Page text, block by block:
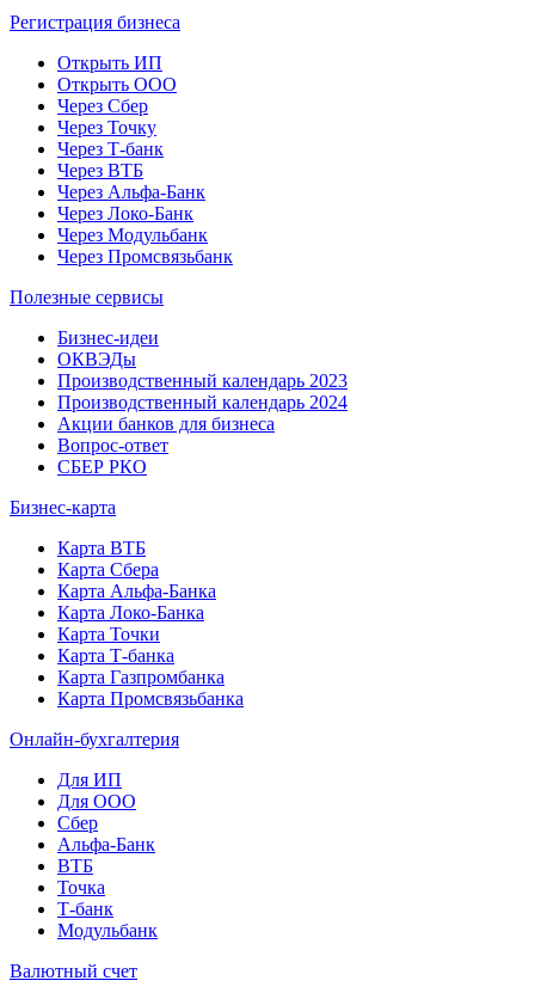
Регистрация бизнеса
Открыть ИП
Открыть ООО
Через Сбер
Через Точку
Через Т-банк
Через ВТБ
Через Альфа-Банк
Через Локо-Банк
Через Модульбанк
Через Промсвязьбанк
Полезные сервисы
Бизнес-идеи
ОКВЭДы
Производственный календарь 2023
Производственный календарь 2024
Акции банков для бизнеса
Вопрос-ответ
СБЕР РКО
Бизнес-карта
Карта ВТБ
Карта Сбера
Карта Альфа-Банка
Карта Локо-Банка
Карта Точки
Карта Т-банка
Карта Газпромбанка
Карта Промсвязьбанка
Онлайн-бухгалтерия
Для ИП
Для ООО
Сбер
Альфа-Банк
ВТБ
Точка
Т-банк
Модульбанк
Валютный счет